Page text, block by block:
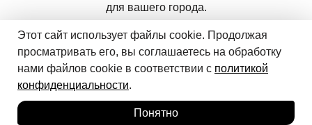
для вашего города.
Корзина
Добавить в корзину
© 2024 ООО «АДМИКС СПОРТ», официальный дистрибьютор
Li-Ning в России
Этот сайт использует файлы cookie. Продолжая
просматривать его, вы соглашаетесь на обработку
нами файлов cookie в соответствии с политикой
конфиденциальности.
Понятно